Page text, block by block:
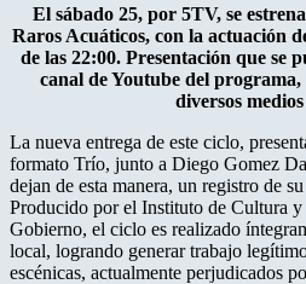
El sábado 25, por 5TV, se
Raros Acuáticos, con la actuación
de las 22:00. Presentación que se
canal de Youtube del
diversos
La nueva entrega de este ciclo,
formato Trío, junto a Diego Gomez
dejan de esta manera, un registro de
Producido por el Instituto de Cultura y
Gobierno, el ciclo es realizado
local, logrando generar trabajo
escénicas, actualmente perjudicados